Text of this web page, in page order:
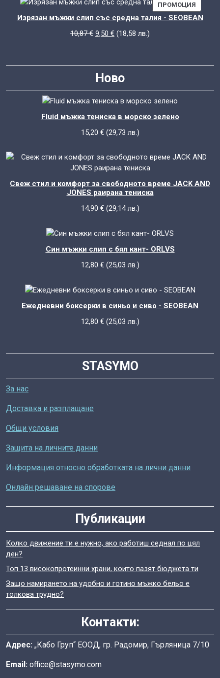
11,90 €.
ПРОМОЦИЯ
С
Изрязан мъжки слип със средна талия - SEOBEAN
10,87€ Original
10,87 €.
9,50 €Текущата
9,50 €.
(18,58 лв.)
Ново
Fluid мъжка тениска в морско зелено
15,20 € (29,73 лв.)
Свеж стил и комфорт за свободното време JACK AND
JONES раирана тениска
14,90 € (29,14лв.)
Син мъжки слип с бял кант- ORLVS
12,80 € (25,03 лв.)
Ежедневни боксерки в синьо и сиво - SEOBEAN
12,80 € (25,03 лв.)
STASYMO
За нас
Доставка и разплащане
Общи условия
Защита на личните данни
Информация относно обработката на лични данни
Онлайн решаване на спорове
Публикации
Колко движение ти е нужно, ако работиш седнал по цял
ден?
Топ 13 високопротеинни храни, които пазят бюджета ти
Защо намирането на удобно и готино мъжко бельо е
толкова трудно?
Контакти:
Адрес: „Кабо Груп“ ЕООД, гр. Радомир, Гърляница 7/10
Email: office@stasymo.com